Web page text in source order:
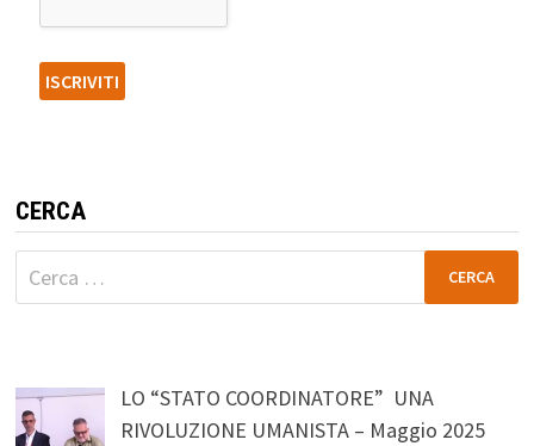
CERCA
Ricerca
per:
LO “STATO COORDINATORE” UNA
RIVOLUZIONE UMANISTA – Maggio 2025